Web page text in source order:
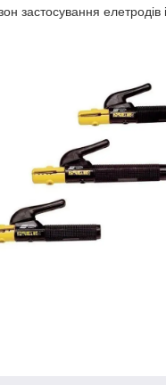
застосування елетродів